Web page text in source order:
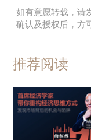
如有意愿转载，请
确认及授权后，方
推荐阅读